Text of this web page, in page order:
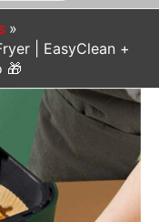
| EasyClean +
🎁